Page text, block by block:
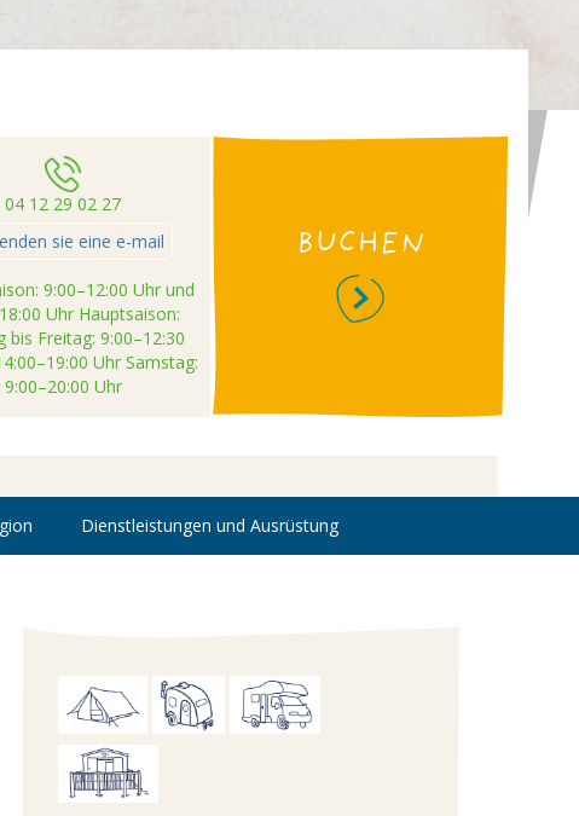
04 12 29 02 27
sie eine e-mail
9:00–12:00 Uhr und
Uhr Hauptsaison:
bis Freitag: 9:00–12:30
Uhr Samstag:
9:00–20:00 Uhr
BUCHEN
Dienstleistungen und Ausrüstung